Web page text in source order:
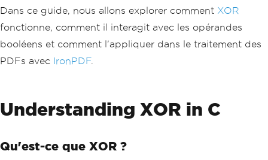
Dans ce guide, nous allons explorer comment XOR
fonctionne, comment il interagit avec les opérandes
booléens et comment l'appliquer dans le traitement des
PDFs avec IronPDF.
Understanding XOR in C
Qu'est-ce que XOR ?